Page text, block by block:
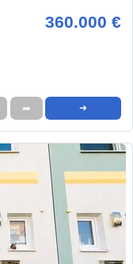
360.000 €
➦ ➜